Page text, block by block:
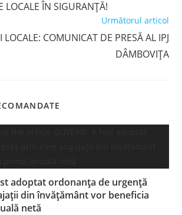
LOCALE ÎN SIGURANȚĂ!
Următorul articol
LOCALE: COMUNICAT DE PRESĂ AL IPJ
DÂMBOVIȚA
adoptat ordonanţa de urgenţă
din învăţământ vor beneficia
netă